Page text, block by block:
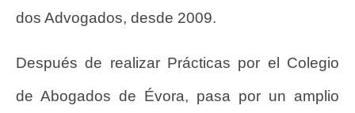
dos Advogados, desde 2009.
Después de realizar Prácticas por el Colegio
de Abogados de Évora, pasa por un amplio